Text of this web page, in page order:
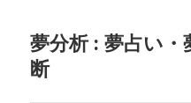
夢分析 : 夢占い・
断